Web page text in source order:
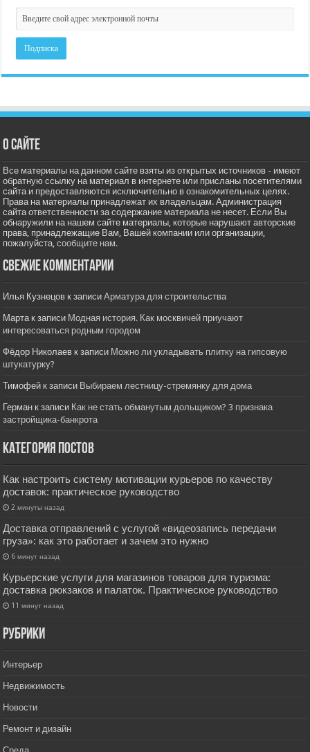
О сайте
Все материалы на данном сайте взяты из открытых источников - имеют
обратную ссылку на материал в интернете или присланы посетителями
сайта и предоставляются исключительно в ознакомительных целях.
Права на материалы принадлежат их владельцам. Администрация
сайта ответственности за содержание материала не несет. Если Вы
обнаружили на нашем сайте материалы, которые нарушают авторские
права, принадлежащие Вам, Вашей компании или организации,
пожалуйста,сообщите нам.
Свежие комментарии
Илья Кузнецов к записиАрматура для строительства
Мартак записи Модная история. Как москвичей приучают
интересоваться родным городом
Фёдор Николаев к записи Можно ли укладывать плитку на гипсовую
штукатурку?
Тимофей к записи Выбираем лестницу-стремянку для дома
Герман к записи Как не стать обманутым дольщиком? 3 признака
застройщика-банкрота
Категория постов
Как настроить систему мотивации курьеров по качеству
доставок: практическое руководство
2 минуты назад
Доставка отправлений с услугой «видеозапись передачи
груза»: как это работает и зачем это нужно
6 минут назад
Курьерские услуги для магазинов товаров для туризма:
доставка рюкзаков и палаток. Практическое руководство
11 минут назад
РУбрики
Интерьер
Недвижимость
Новости
Ремонт и дизайн